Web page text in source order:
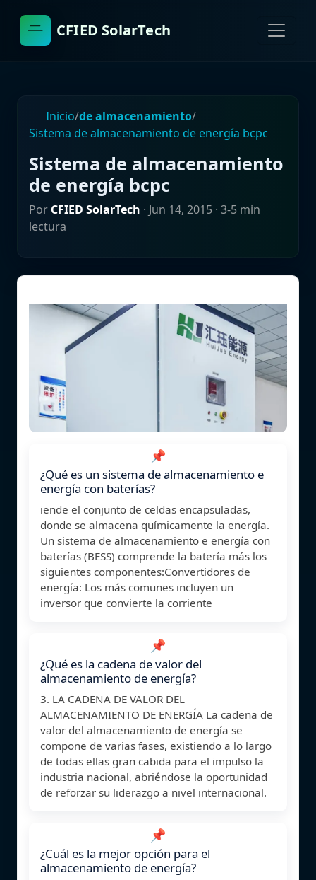
CFIED SolarTech
Inicio/de almacenamiento/
Sistema de almacenamiento de energía bcpc
Sistema de almacenamiento
de energía bcpc
Por CFIED SolarTech · Jun 14, 2015 · 3-5 min
lectura
📌
¿Qué es un sistema de almacenamiento e
energía con baterías?
iende el conjunto de celdas encapsuladas,
donde se almacena químicamente la energía.
Un sistema de almacenamiento e energía con
baterías (BESS) comprende la batería más los
siguientes componentes:Convertidores de
energía: Los más comunes incluyen un
inversor que convierte la corriente
📌
¿Qué es la cadena de valor del
almacenamiento de energía?
3. LA CADENA DE VALOR DEL
ALMACENAMIENTO DE ENERGÍA La cadena de
valor del almacenamiento de energía se
compone de varias fases, existiendo a lo largo
de todas ellas gran cabida para el impulso la
industria nacional, abriéndose la oportunidad
de reforzar su liderazgo a nivel internacional.
📌
¿Cuál es la mejor opción para el
almacenamiento de energía?